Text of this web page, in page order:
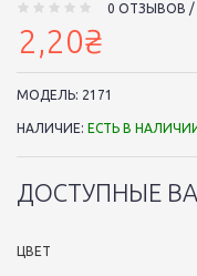
0 ОТЗЫВОВ /
2,20₴
МОДЕЛЬ: 2171
НАЛИЧИЕ: ЕСТЬ В
ДОСТУПНЫЕ
ЦВЕТ